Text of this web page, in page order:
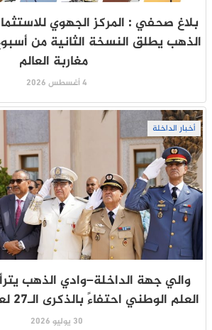
بلاغ صحفي : المركز الجهوي
الذهب يطلق النسخة الثانية من
مغاربة العالم
4 أغسطس 2026
أخبار الداخلة
والي جهة الداخلة–وادي الذهب
العلم الوطني احتفاءً بالذكرى الـ27 لعيد العرش المجيد
30 يوليو 2026